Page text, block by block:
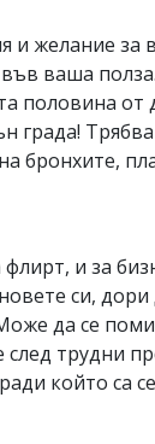
и желание за
във ваша
половина от
града!
бронхите,
и за
си, дори
да се
след трудни
който са